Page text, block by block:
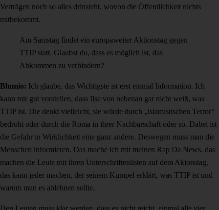
Verträgen noch so alles drinsteht, wovon die Öffentlichkeit nichts
mitbekommt.
Am Samstag findet ein europaweiter Aktionstag gegen
TTIP statt. Glaubst du, dass es möglich ist, das
Abkommen zu verhindern?
Blumio: Ich glaube, das Wichtigste ist erst einmal Information. Ich
kann mir gut vorstellen, dass Ilse von nebenan gar nicht weiß, was
TTIP ist. Die denkt vielleicht, sie würde durch „islamistischen Terror“
bedroht oder durch die Roma in ihrer Nachbarschaft oder so. Dabei ist
die Gefahr in Wirklichkeit eine ganz andere. Deswegen muss man die
Menschen informieren. Das mache ich mit meinen Rap Da News, das
machen die Leute mit ihren Unterschriftenlisten auf dem Akionstag,
das kann jeder machen, der seinem Kumpel erklärt, was TTIP ist und
warum man es ablehnen sollte.
Den Leuten muss klar werden, dass es nicht reicht, einmal alle vier